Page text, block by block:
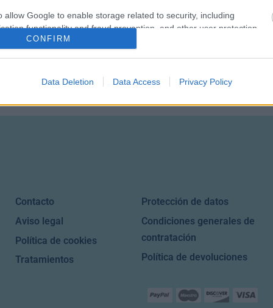
allow Google to enable storage related to security, including
functionality and fraud prevention, and other user protection.
CONFIRM
Data Deletion Data Access Privacy Policy
a la lista de deseos AÑADIR AL CARRITO
Contacto
Aviso legal
Política de cookies
Tratamientos
Protección de datos
Condiciones generales de
contratación
Política de devoluciones